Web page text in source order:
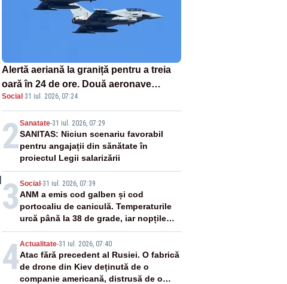
Alertă aeriană la graniță pentru a treia
oară în 24 de ore. Două aeronave
Eurofighter britanice au fost ridicate de
la sol
Social ·31 iul. 2026, 07:24
2Sanatate-31 iul. 2026, 07:29
SANITAS: Niciun scenariu favorabil
pentru angajații din sănătate în
proiectul Legii salarizării
3 Social -31 iul. 2026, 07:39
ANM a emis cod galben și cod
portocaliu de caniculă. Temperaturile
urcă până la 38 de grade, iar nopțile
devin tropicale
4Actualitate-31 iul. 2026, 07:40
Atac fără precedent al Rusiei. O fabrică
de drone din Kiev deținută de o
companie americană, distrusă de o